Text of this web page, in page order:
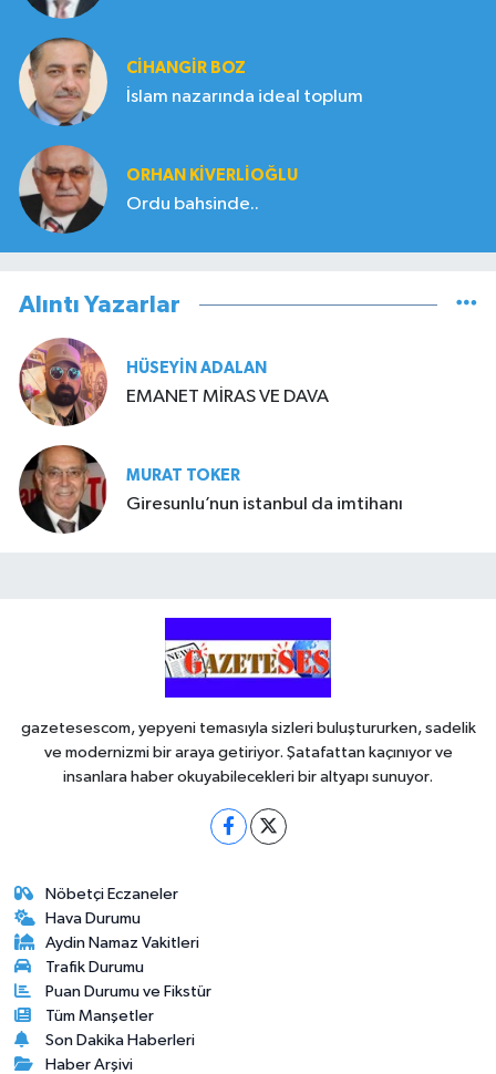
CIHANGIR BOZ
İslam nazarında ideal toplum
ORHAN KIVERLIOĞLU
Ordu bahsinde..
Alıntı Yazarlar
HÜSEYIN ADALAN
EMANET MİRAS VE DAVA
MURAT TOKER
Giresunlu’nun istanbul da imtihanı
gazetesescom, yepyeni temasıyla sizleri buluştururken, sadelik
ve modernizmi bir araya getiriyor. Şatafattan kaçınıyor ve
insanlara haber okuyabilecekleri bir altyapı sunuyor.
Nöbetçi Eczaneler
Hava Durumu
Aydin Namaz Vakitleri
Trafik Durumu
Puan Durumu ve Fikstür
Tüm Manşetler
Son Dakika Haberleri
Haber Arşivi